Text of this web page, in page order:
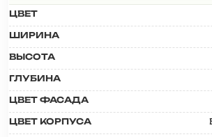
ЦВЕТ
ШИРИНА
ВЫСОТА
ГЛУБИНА
ЦВЕТ ФАСАДА
ЦВЕТ КОРПУСА